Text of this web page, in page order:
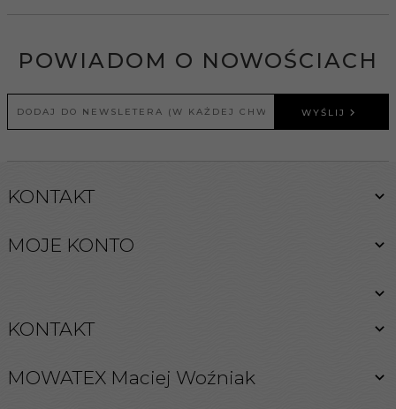
POWIADOM O NOWOŚCIACH
WYŚLIJ
KONTAKT
MOJE KONTO
KONTAKT
MOWATEX Maciej Woźniak